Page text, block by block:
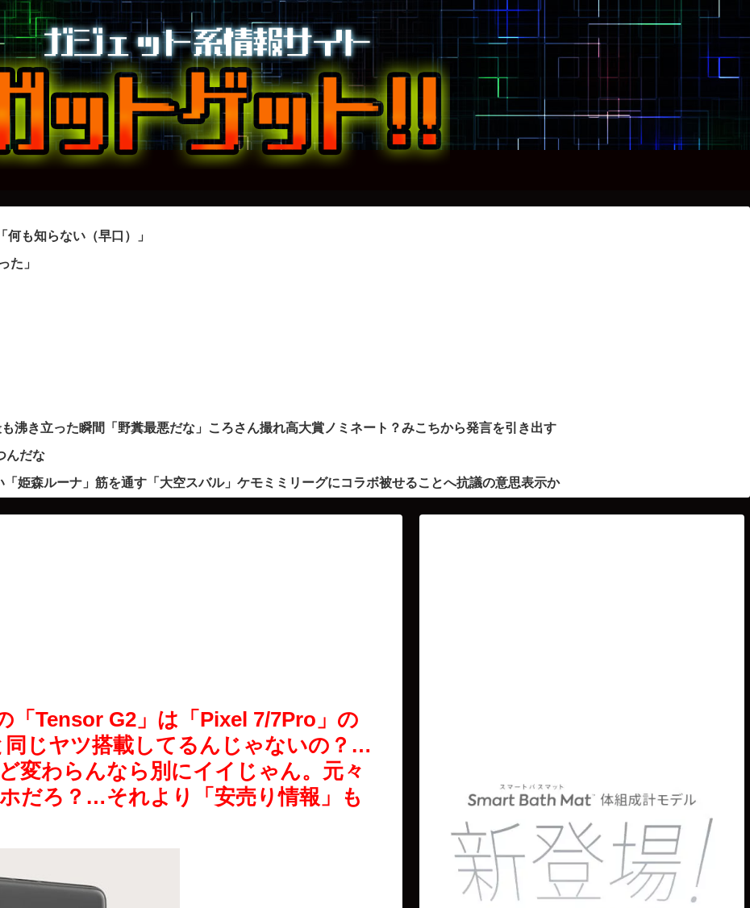
も知らない（早口）」
た」
沸き立った瞬間「野糞最悪だな」ころさん撮れ高大賞ノミネート？みこちから発言を引き出す
んだな
姫森ルーナ」筋を通す「大空スバル」ケモミミリーグにコラボ被せることへ抗議の意思表示か
「Tensor G2」は「Pixel 7/7Pro」の
同じヤツ搭載してるんじゃないの？…
変わらんなら別にイイじゃん。元々
だろ？…それより「安売り情報」も